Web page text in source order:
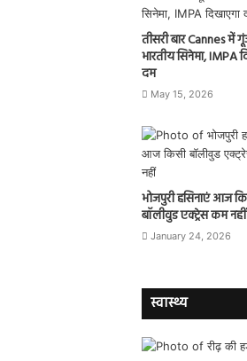
तीसरी बार Cannes में
भारतीय सिनेमा, IMPA
दम
May 15, 2026
भोजपुरी हसिनाएं आज
बॉलीवुड एक्ट्रेस कम नहीं
January 24, 2026
स्वास्थ्य